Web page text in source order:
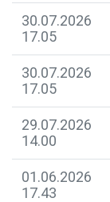
30.07.2026
17.05
30.07.2026
17.05
29.07.2026
14.00
01.06.2026
17.43